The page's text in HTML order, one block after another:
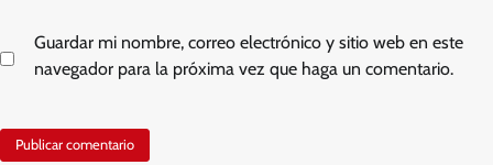
Guardar mi nombre, correo electrónico y sitio web en este
navegador para la próxima vez que haga un comentario.